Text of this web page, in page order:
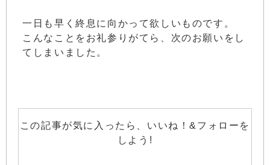
一日も早く終息に向かって欲しいものです。
こんなことをお礼参りがてら、次のお願いをし
てしまいました。
この記事が気に入ったら、いいね！&フォローを
しよう!